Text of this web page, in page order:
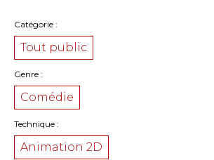
Catégorie
Tout public
Genre
Comédie
Technique
Animation 2D